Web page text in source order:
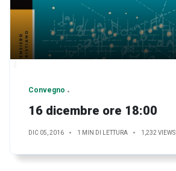
Convegno
16 dicembre ore 18:00
DIC 05, 2016 1 MIN DI LETTURA 1,232 VIEWS